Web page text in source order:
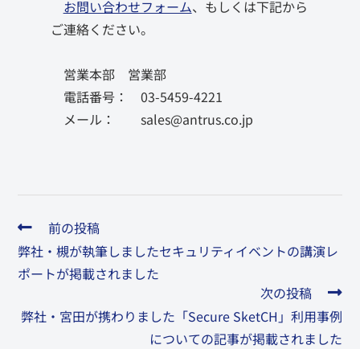
お問い合わせフォーム、もしくは下記から
ご連絡ください。
営業本部 営業部
電話番号： 03-5459-4221
メール： sales@antrus.co.jp
前の投稿
弊社・槻が執筆しましたセキュリティイベントの講演レ
ポートが掲載されました
次の投稿
弊社・宮田が携わりました「Secure SketCH」利用事例
についての記事が掲載されました